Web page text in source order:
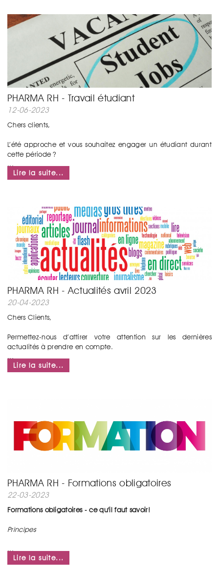
PHARMA RH - Travail étudiant
12-06-2023
Chers clients,
L’été approche et vous souhaitez engager un étudiant durant
cette période ?
...
Lire la suite...
PHARMA RH - Actualités avril 2023
20-04-2023
Chers Clients,
Permettez-nous d’attirer votre attention sur les dernières
actualités à prendre en compte.
...
Lire la suite...
PHARMA RH - Formations obligatoires
22-03-2023
Formations obligatoires - ce qu'il faut savoir!
Principes
...
Lire la suite...